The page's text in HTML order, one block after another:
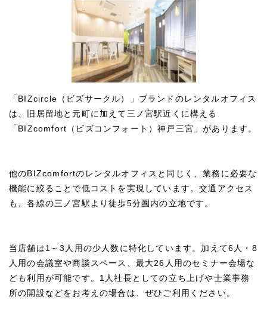
「BIZcircle（ビズサークル）」ブランドのレンタルオフィス
は、旧居留地と元町に加えて三ノ宮駅近くに構える
「BIZcomfort（ビズコンフォート）神戸三宮」があります。
他のBIZcomfortのレンタルオフィスと同じく、業務に必要な
機能に絞ることで低コストを実現しています。交通アクセス
も、各線の三ノ宮駅より徒歩5分圏内の立地です。
当店舗は1～3人用の少人数に特化しています。加えて6人・8
人用の会議室や商談スペース、最大26人用のセミナー会場な
ども利用が可能です。1人社長としての立ち上げや士業事務
所の開設などをお考えの場合は、ぜひご利用ください。